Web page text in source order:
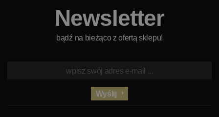
Newsletter
bądź na bieżąco z ofertą sklepu!
Wyślij